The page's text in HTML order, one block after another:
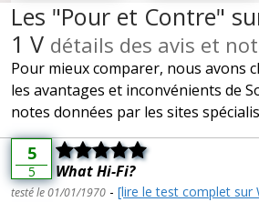
Les "Pour et Contre"
1 V détails des avis et
Pour mieux comparer, nous avons
les avantages et inconvénients de
notes données par les sites
5
5 What Hi-Fi?
testé le 01/01/1970 - [lire le test complet sur